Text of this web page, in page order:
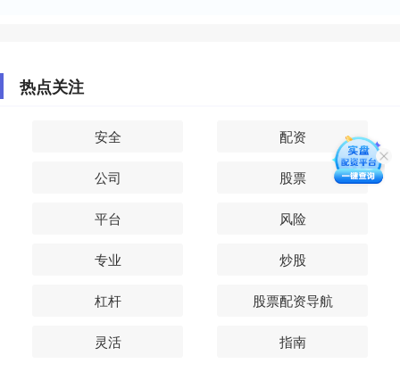
热点关注
安全 配资
公司 股票
平台 风险
专业 炒股
杠杆 股票配资导航
灵活 指南